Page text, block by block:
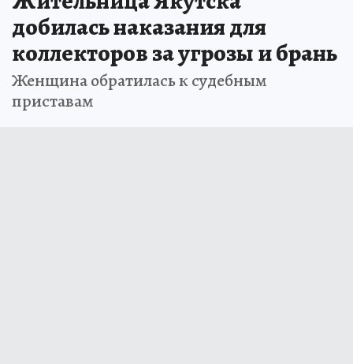
добилась наказания для
коллекторов за угрозы и брань
Женщина обратилась к судебным
приставам